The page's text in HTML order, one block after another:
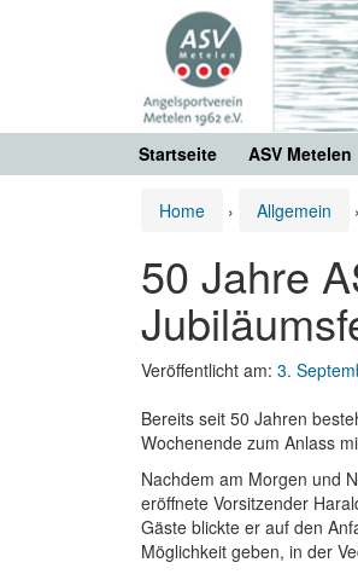
Startseite ASV Metelen
Home › Allgemein ›
50 Jahre
Veröffentlicht am: 3.
Bereits seit 50 Jahren
Wochenende zum Anlass
Nachdem am Morgen und
eröffnete Vorsitzender
Gäste blickte er auf den
Möglichkeit geben, in der